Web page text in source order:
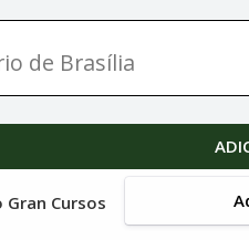
de Brasília
Cursos